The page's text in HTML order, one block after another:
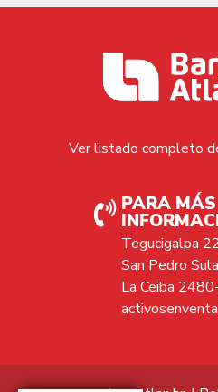
Ver listado completo
PARA MÁS
Tegucigalpa
San Pedro
La Ceiba